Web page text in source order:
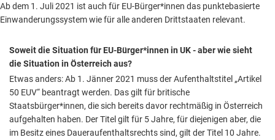
Ab dem 1. Juli 2021 ist auch für EU-Bürger*innen das punktebasierte
Einwanderungssystem wie für alle anderen Drittstaaten relevant.
Soweit die Situation für EU-Bürger*innen in UK - aber wie sieht
die Situation in Österreich aus?
Etwas anders: Ab 1. Jänner 2021 muss der Aufenthaltstitel „Artikel
50 EUV“ beantragt werden. Das gilt für britische
Staatsbürger*innen, die sich bereits davor rechtmäßig in Österreich
aufgehalten haben. Der Titel gilt für 5 Jahre, für diejenigen aber, die
im Besitz eines Daueraufenthaltsrechts sind, gilt der Titel 10 Jahre.